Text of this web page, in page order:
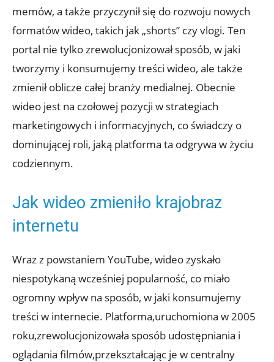
memów, a także przyczynił się do rozwoju nowych
formatów wideo, takich jak „shorts” czy vlogi. Ten
portal nie tylko zrewolucjonizował sposób, w jaki
tworzymy i konsumujemy treści wideo, ale także
zmienił oblicze całej branży medialnej. Obecnie
wideo jest na czołowej pozycji w strategiach
marketingowych i informacyjnych, co świadczy o
dominującej roli, jaką platforma ta odgrywa w życiu
codziennym.
Jak wideo zmieniło krajobraz
internetu
Wraz z powstaniem YouTube, wideo zyskało
niespotykaną wcześniej popularność, co miało
ogromny wpływ na sposób, w jaki konsumujemy
treści w internecie. Platforma,uruchomiona w 2005
roku,zrewolucjonizowała sposób udostępniania i
oglądania filmów,przekształcając je w centralny